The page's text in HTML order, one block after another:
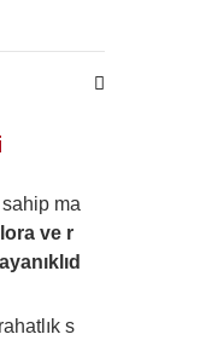
ma
ve r
s